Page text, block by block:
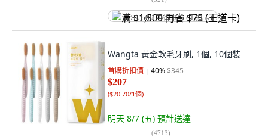
满 $1,500 再省 $75 (王道卡)
Wangta 黃金軟毛牙刷, 1個, 10個裝
首購折扣價 40%$345
$207
($20.70/1個)
明天 8/7 (五) 預計送達
(4713)